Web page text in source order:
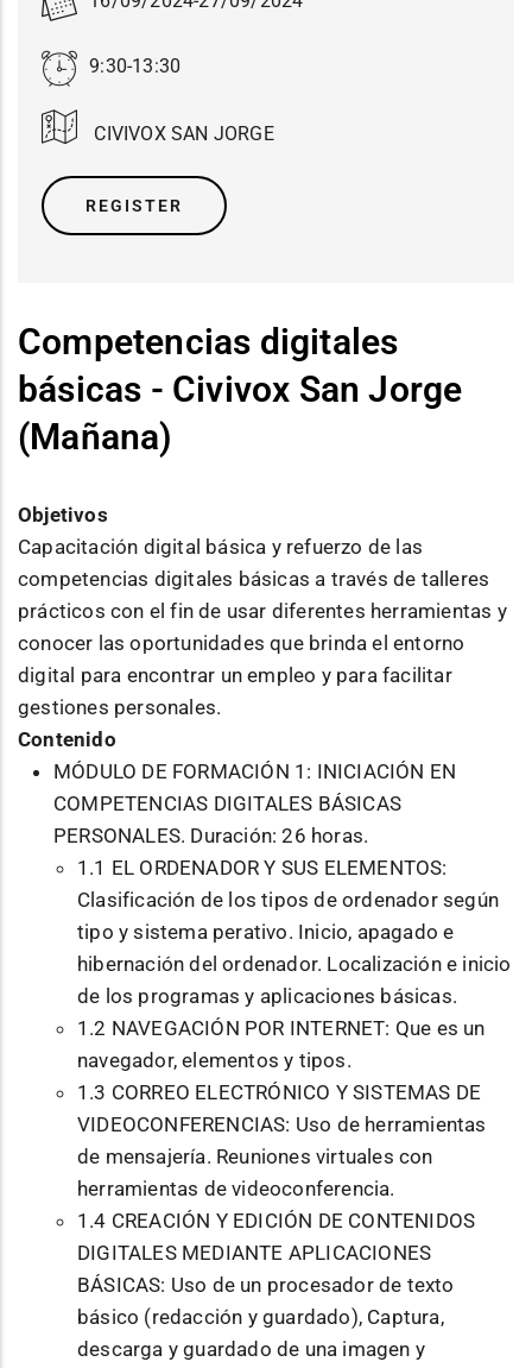
9:30-13:30
CIVIVOX SAN JORGE
REGISTER
Competencias digitales
básicas - Civivox San Jorge
(Mañana)
Objetivos
Capacitación digital básica y refuerzo de las
competencias digitales básicas a través de talleres
prácticos con el fin de usar diferentes herramientas y
conocer las oportunidades que brinda el entorno
digital para encontrar un empleo y para facilitar
gestiones personales.
Contenido
MÓDULO DE FORMACIÓN 1: INICIACIÓN EN
COMPETENCIAS DIGITALES BÁSICAS
PERSONALES. Duración: 26 horas.
1.1 EL ORDENADOR Y SUS ELEMENTOS:
Clasificación de los tipos de ordenador según
tipo y sistema perativo. Inicio, apagado e
hibernación del ordenador. Localización e inicio
de los programas y aplicaciones básicas.
1.2 NAVEGACIÓN POR INTERNET: Que es un
navegador, elementos y tipos.
1.3 CORREO ELECTRÓNICO Y SISTEMAS DE
VIDEOCONFERENCIAS: Uso de herramientas
de mensajería. Reuniones virtuales con
herramientas de videoconferencia.
1.4 CREACIÓN Y EDICIÓN DE CONTENIDOS
DIGITALES MEDIANTE APLICACIONES
BÁSICAS: Uso de un procesador de texto
básico (redacción y guardado), Captura,
descarga y guardado de una imagen y